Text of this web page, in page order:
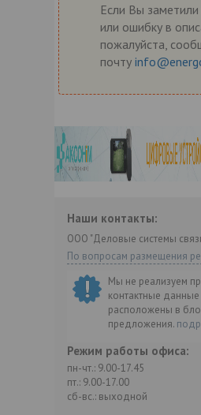
Если Вы
или ошибку в
пожалуйста,
почту
Наши контакты:
ООО "Деловые системы
По вопросам размещения
Мы не реализуем
контактные
расположены в
предложения.
Режим работы офиса:
пн-чт.: 9.00-17.45
пт.: 9.00-17.00
сб-вс.: выходной